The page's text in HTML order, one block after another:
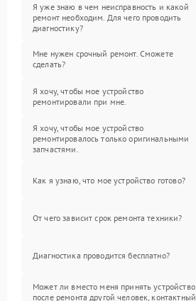
Я уже знаю в чем неисправность и какой
ремонт необходим. Для чего проводить
диагностику?
Мне нужен срочный ремонт. Сможете
сделать?
Я хочу, чтобы мое устройство
ремонтировали при мне.
Я хочу, чтобы мое устройство
ремонтировалось только оригинальными
запчастями.
Как я узнаю, что мое устройство готово?
От чего зависит срок ремонта техники?
Диагностика проводится бесплатно?
Может ли вместо меня принять устройство
после ремонта другой человек, контактный